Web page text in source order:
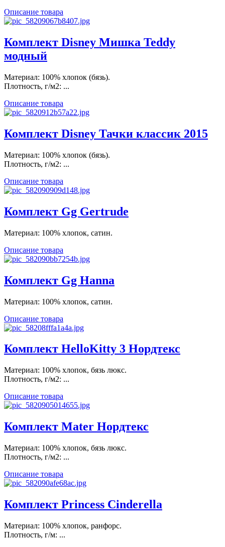
Описание товара
Комплект Disney Мишка Teddy
модный
Материал: 100% хлопок (бязь).
Плотность, г/м2: ...
Описание товара
Комплект Disney Тачки классик 2015
Материал: 100% хлопок (бязь).
Плотность, г/м2: ...
Описание товара
Комплект Gg Gertrude
Материал: 100% хлопок, сатин.
Описание товара
Комплект Gg Hanna
Материал: 100% хлопок, сатин.
Описание товара
Комплект HelloKitty 3 Нордтекс
Материал: 100% хлопок, бязь люкс.
Плотность, г/м2: ...
Описание товара
Комплект Mater Нордтекс
Материал: 100% хлопок, бязь люкс.
Плотность, г/м2: ...
Описание товара
Комплект Princess Cinderella
Материал: 100% хлопок, ранфорс.
Плотность, г/м: ...